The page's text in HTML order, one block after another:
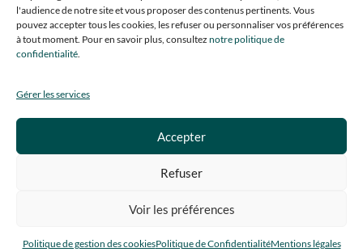
l'audience de notre site et vous proposer des contenus pertinents. Vous
pouvez accepter tous les cookies, les refuser ou personnaliser vos préférences
à tout moment. Pour en savoir plus, consultez notre politique de
confidentialité.
Gérer les services
Accepter
Refuser
Voir les préférences
Politique de gestion des cookiesPolitique de ConfidentialitéMentions légales
CGU
Mentions légales
Politique de cookies
SUIVEZ-NOUS
Copyright © 2026 Kaiporting . Tous droits réservés.